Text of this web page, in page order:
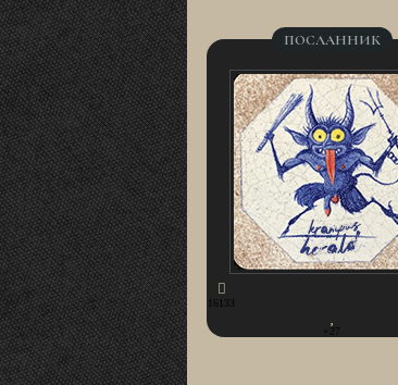
ПОСЛАННИК
16133
+27